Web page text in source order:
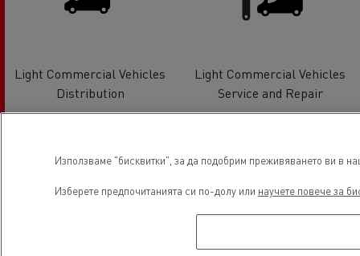
Light Commercial Vehicles
Distribution
Light Commercial Vehicles
Service and Repair
Electrical Vehicles
Използваме "бисквитки", за да подобрим преживяването ви в
Изберете предпочитанията си по-долу или научете повече за